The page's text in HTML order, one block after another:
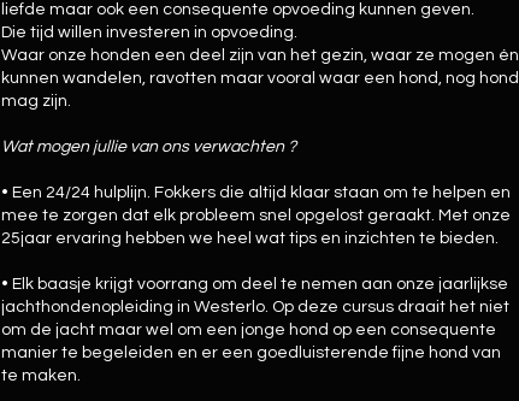
liefde maar ook een consequente opvoeding kunnen geven.
Die tijd willen investeren in opvoeding.
Waar onze honden een deel zijn van het gezin, waar ze mogen én
kunnen wandelen, ravotten maar vooral waar een hond, nog hond
mag zijn.
Wat mogen jullie van ons verwachten ?
• Een 24/24 hulplijn. Fokkers die altijd klaar staan om te helpen en
mee te zorgen dat elk probleem snel opgelost geraakt. Met onze
25jaar ervaring hebben we heel wat tips en inzichten te bieden.
• Elk baasje krijgt voorrang om deel te nemen aan onze jaarlijkse
jachthondenopleiding in Westerlo. Op deze cursus draait het niet
om de jacht maar wel om een jonge hond op een consequente
manier te begeleiden en er een goedluisterende fijne hond van
te maken.